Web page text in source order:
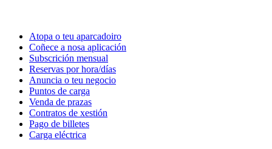
Atopa o teu aparcadoiro
Coñece a nosa aplicación
Subscrición mensual
Reservas por hora/días
Anuncia o teu negocio
Puntos de carga
Venda de prazas
Contratos de xestión
Pago de billetes
Carga eléctrica